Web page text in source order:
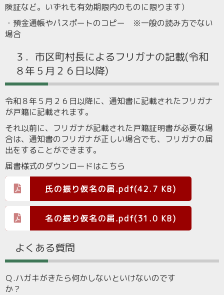
険証など。いずれも有効期限内のものに限ります）
・預金通帳やパスポートのコピー ※一般の読み方でない
場合
３．市区町村長によるフリガナの記載(令和
８年５月２６日以降)
令和８年５月２６日以降に、通知書に記載されたフリガナ
が戸籍に記載されます。
それ以前に、フリガナが記載された戸籍証明書が必要な場
合は、通知書のフリガナが正しい場合でも、フリガナの届
出をすることができます。
届書様式のダウンロードはこちら
氏の振り仮名の届.pdf(42.7 KB)
名の振り仮名の届.pdf(31.0 KB)
よくある質問
Ｑ.ハガキがきたら何かしないといけないのです
か？